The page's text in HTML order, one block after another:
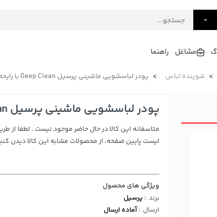
فرآورده های لبنی
دکوراسیون داخلی و تزئینی
سرو و پذیرایی
لوازم حیوانات خانگی
مشاغل راهنما
شوینده لباس پودر لباسشویی ماشینی پرسیل Deep Clean با رایحه لاوندر 500 گرمی
پودر لباسشویی ماشینی پرسیل Deep Clean با رایحه لاوندر 500 گرمی
متاسفانه این کالا در حال حاضر موجود نیست . لطفا از
لیست پایین صفحه، از محصولات مشابه این کالا دیدن
ویژگی های محصول
برند : پرسیل
ارسال :آماده ارسال